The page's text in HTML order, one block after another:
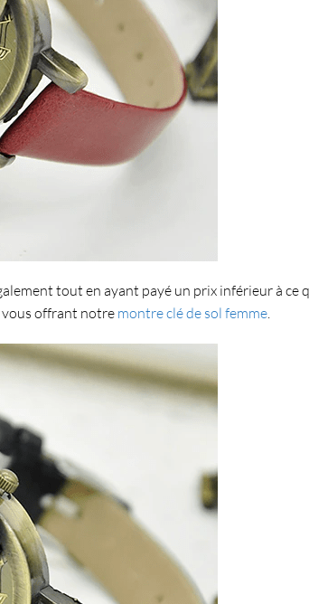
tout en ayant payé un prix inférieur à ce
vous offrant notre montre clé de sol femme.